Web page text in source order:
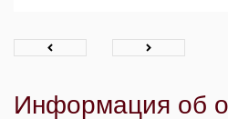
Информация об